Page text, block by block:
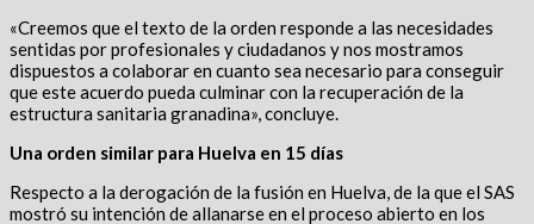
«Creemos que el texto de la orden responde a las necesidades
sentidas por profesionales y ciudadanos y nos mostramos
dispuestos a colaborar en cuanto sea necesario para conseguir
que este acuerdo pueda culminar con la recuperación de la
estructura sanitaria granadina», concluye.
Una orden similar para Huelva en 15 días
Respecto a la derogación de la fusión en Huelva, de la que el SAS
mostró su intención de allanarse en el proceso abierto en los